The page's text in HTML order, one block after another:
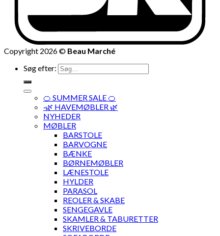
Copyright 2026 © Beau Marché
Søg efter:
🍊 SUMMER SALE 🍊
·🌿 HAVEMØBLER 🌿
NYHEDER
MØBLER
BARSTOLE
BARVOGNE
BÆNKE
BØRNEMØBLER
LÆNESTOLE
HYLDER
PARASOL
REOLER & SKABE
SENGEGAVLE
SKAMLER & TABURETTER
SKRIVEBORDE